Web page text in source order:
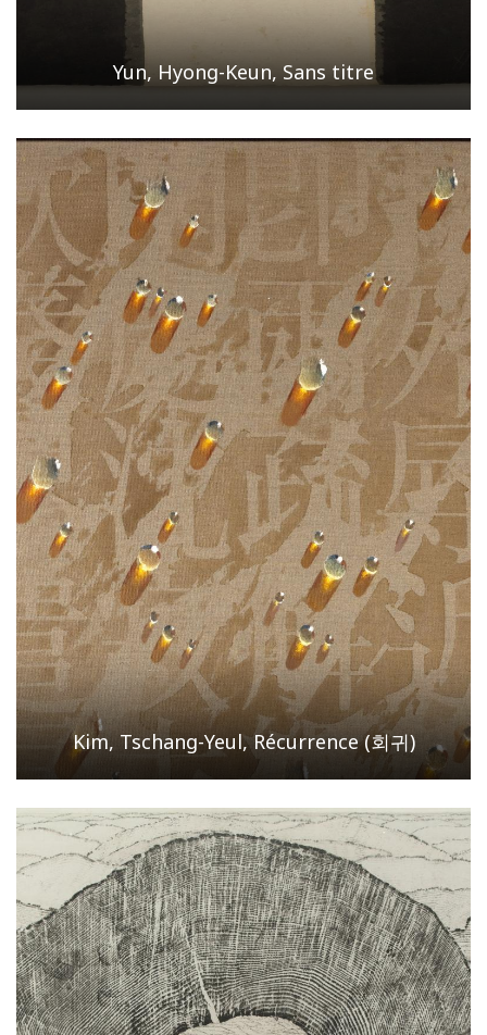
Yun, Hyong-Keun, Sans titre
Kim, Tschang-Yeul, Récurrence (회귀)